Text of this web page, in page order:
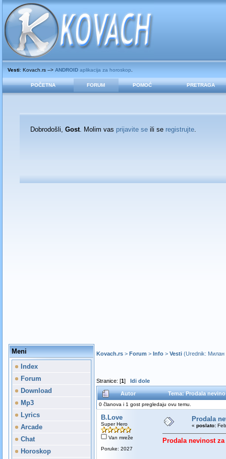
Vesti: Kovach.rs --> ANDROIDaplikacija za horoskop
POČETNA FORUM POMOĆ PRETRAGA
Dobrodošli, Gost. Molim vas prijavite seili se registrujte.
Meni
Index
Forum
Download
Mp3
Lyrics
Arcade
Chat
Horoskop
Kovach.rs> Forum > Info> Vesti(Urednik: Милан
Stranice: [1] Idi dole
Autor Tema: Prodala
0 članova i 1 gost pregledaju ovu temu.
B.Love
Super Hero
Van mreže
Poruke: 2027
Prodala
« poslato:
Prodala nevinost